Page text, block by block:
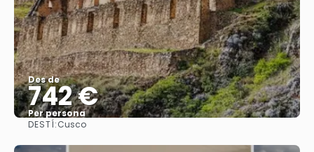
Des de
742 €
Per persona
DESTÍ:Cusco